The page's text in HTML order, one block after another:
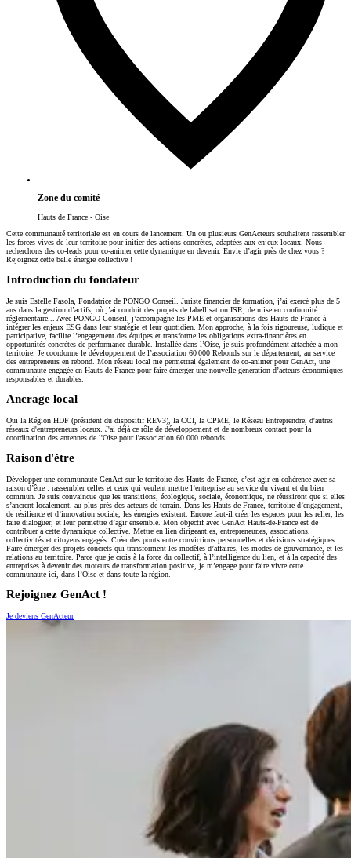
Zone du comité
Hauts de France - Oise
Cette communauté territoriale est en cours de lancement. Un ou plusieurs GenActeurs souhaitent rassembler
les forces vives de leur territoire pour initier des actions concrètes, adaptées aux enjeux locaux. Nous
recherchons des co-leads pour co-animer cette dynamique en devenir. Envie d’agir près de chez vous ?
Rejoignez cette belle énergie collective !
Introduction du fondateur
Je suis Estelle Fasola, Fondatrice de PONGO Conseil. Juriste financier de formation, j’ai exercé plus de 5
ans dans la gestion d’actifs, où j’ai conduit des projets de labellisation ISR, de mise en conformité
réglementaire... Avec PONGO Conseil, j’accompagne les PME et organisations des Hauts-de-France à
intégrer les enjeux ESG dans leur stratégie et leur quotidien. Mon approche, à la fois rigoureuse, ludique et
participative, facilite l’engagement des équipes et transforme les obligations extra-financières en
opportunités concrètes de performance durable. Installée dans l’Oise, je suis profondément attachée à mon
territoire. Je coordonne le développement de l’association 60 000 Rebonds sur le département, au service
des entrepreneurs en rebond. Mon réseau local me permettrai également de co-animer pour GenAct, une
communauté engagée en Hauts-de-France pour faire émerger une nouvelle génération d’acteurs économiques
responsables et durables.
Ancrage local
Oui la Région HDF (président du dispositif REV3), la CCI, la CPME, le Réseau Entreprendre, d'autres
réseaux d'entrepreneurs locaux. J'ai déjà ce rôle de développement et de nombreux contact pour la
coordination des antennes de l'Oise pour l'association 60 000 rebonds.
Raison d'être
Développer une communauté GenAct sur le territoire des Hauts-de-France, c’est agir en cohérence avec sa
raison d’être : rassembler celles et ceux qui veulent mettre l’entreprise au service du vivant et du bien
commun. Je suis convaincue que les transitions, écologique, sociale, économique, ne réussiront que si elles
s’ancrent localement, au plus près des acteurs de terrain. Dans les Hauts-de-France, territoire d’engagement,
de résilience et d’innovation sociale, les énergies existent. Encore faut-il créer les espaces pour les relier, les
faire dialoguer, et leur permettre d’agir ensemble. Mon objectif avec GenAct Hauts-de-France est de
contribuer à cette dynamique collective. Mettre en lien dirigeant.es, entrepreneur.es, associations,
collectivités et citoyens engagés. Créer des ponts entre convictions personnelles et décisions stratégiques.
Faire émerger des projets concrets qui transforment les modèles d’affaires, les modes de gouvernance, et les
relations au territoire. Parce que je crois à la force du collectif, à l’intelligence du lien, et à la capacité des
entreprises à devenir des moteurs de transformation positive, je m’engage pour faire vivre cette
communauté ici, dans l’Oise et dans toute la région.
Rejoignez GenAct !
Je deviens GenActeur